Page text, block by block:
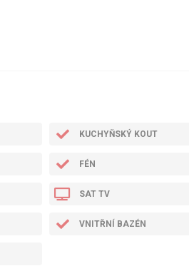
KUCHYŇSKÝ KOUT
FÉN
SAT TV
VNITŘNÍ BAZÉN